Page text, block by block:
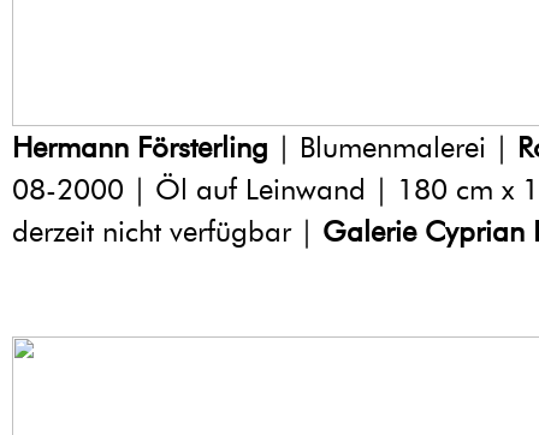
Hermann Försterling | Blumenmalerei |
08-2000 | Öl auf Leinwand | 180 cm x
derzeit nicht verfügbar | Galerie Cyprian